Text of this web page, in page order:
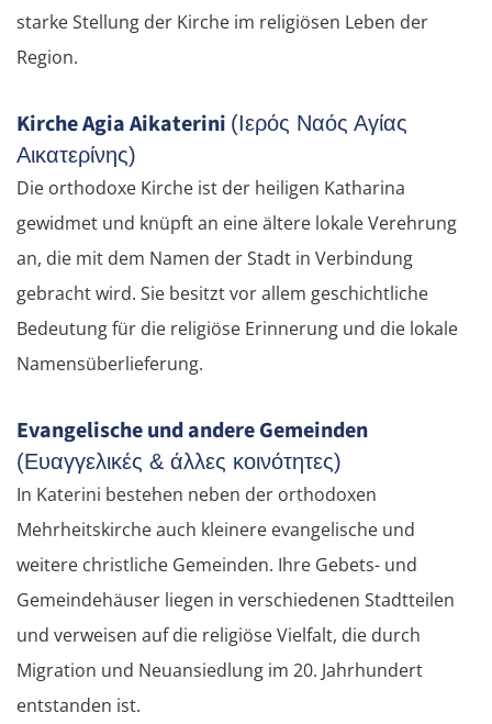
starke Stellung der Kirche im religiösen Leben der
Region.
Kirche Agia Aikaterini (Ιερός Ναός Αγίας
Αικατερίνης)
Die orthodoxe Kirche ist der heiligen Katharina
gewidmet und knüpft an eine ältere lokale Verehrung
an, die mit dem Namen der Stadt in Verbindung
gebracht wird. Sie besitzt vor allem geschichtliche
Bedeutung für die religiöse Erinnerung und die lokale
Namensüberlieferung.
Evangelische und andere Gemeinden
(Ευαγγελικές & άλλες κοινότητες)
In Katerini bestehen neben der orthodoxen
Mehrheitskirche auch kleinere evangelische und
weitere christliche Gemeinden. Ihre Gebets- und
Gemeindehäuser liegen in verschiedenen Stadtteilen
und verweisen auf die religiöse Vielfalt, die durch
Migration und Neuansiedlung im 20. Jahrhundert
entstanden ist.